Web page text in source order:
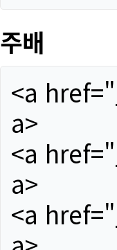
주배
<a href="
a>
<a href="
a>
<a href="